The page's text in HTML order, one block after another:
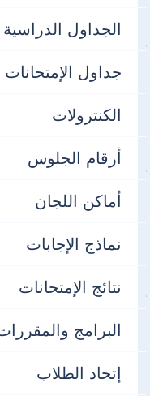
الجداول الدراسية
جداول الإمتحانات
الكنترولات
أرقام الجلوس
أماكن اللجان
نماذج الإجابات
نتائج الإمتحانات
البرامج
إتحاد الطلاب